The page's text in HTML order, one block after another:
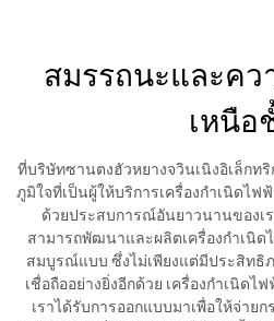
สมรรถนะและคว
เหนือ
ที่บริษัทซานตงฮัวหยางจวินเนิงอิเล็กทริ
ภูมิใจที่เป็นผู้ให้บริการเครื่องกำเนิดไฟ
ด้วยประสบการณ์อันยาวนานของเร
สามารถพัฒนาและผลิตเครื่องกำเนิ
สมบูรณ์แบบ ซึ่งไม่เพียงแต่มีประสิทธิ
เชื่อถืออย่างยิ่งอีกด้วย เครื่องกำเนิดไ
เราได้รับการออกแบบมาเพื่อให้จ่าย